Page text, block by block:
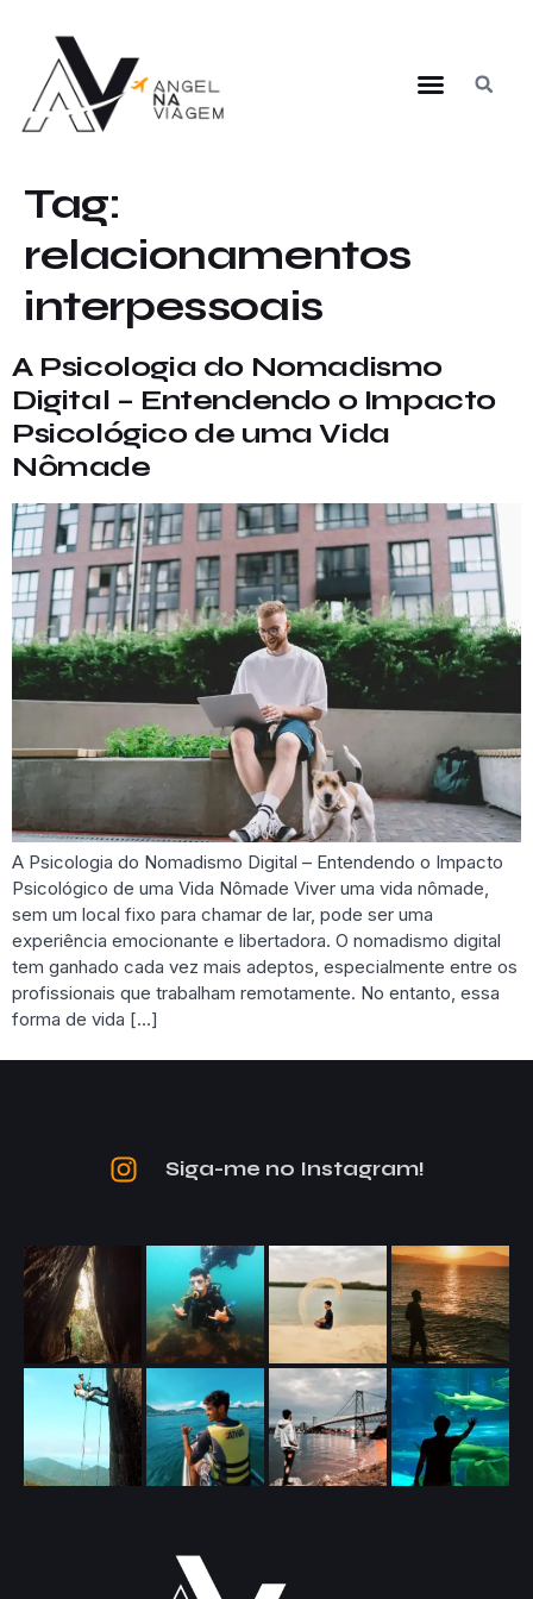
Tag:
relacionamentos
interpessoais
A Psicologia do Nomadismo
Digital – Entendendo o Impacto
Psicológico de uma Vida
Nômade
A Psicologia do Nomadismo Digital – Entendendo o Impacto
Psicológico de uma Vida Nômade Viver uma vida nômade,
sem um local fixo para chamar de lar, pode ser uma
experiência emocionante e libertadora. O nomadismo digital
tem ganhado cada vez mais adeptos, especialmente entre os
profissionais que trabalham remotamente. No entanto, essa
forma de vida […]
Siga-me no Instagram!